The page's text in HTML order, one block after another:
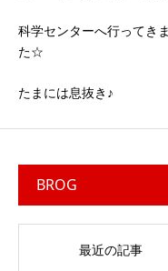
科学センターへ行ってき
た☆
たまには息抜き♪
BROG
最近の記事